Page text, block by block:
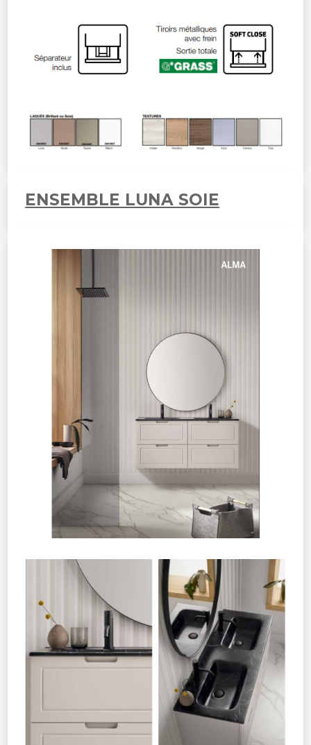
ENSEMBLE LUNA SOIE